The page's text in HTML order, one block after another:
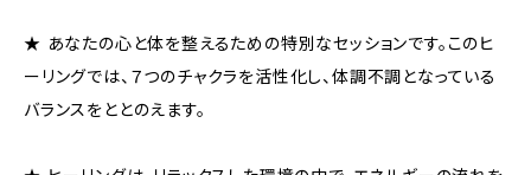
★ あなたの心と体を整えるための特別なセッションです。このヒ
ーリングでは、７つのチャクラを活性化し、体調不調となっている
バランスをととのえます。